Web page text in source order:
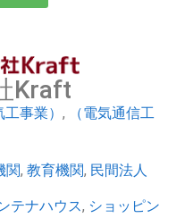
Kraft
工事業） ,
（電気通信工
関, 教育機関, 民間法人
テナハウス, ショッピン